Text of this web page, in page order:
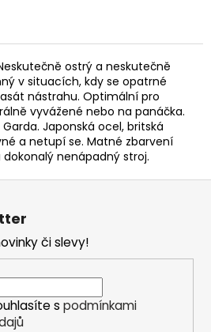
ostrý a neskutečně
v situacích, kdy se opatrné
nástrahu. Optimální pro
vyvážené nebo na panáčka.
Japonská ocel, britská
a netupí se. Matné zbarvení
nenápadný stroj.
či slevy!
s podmínkami